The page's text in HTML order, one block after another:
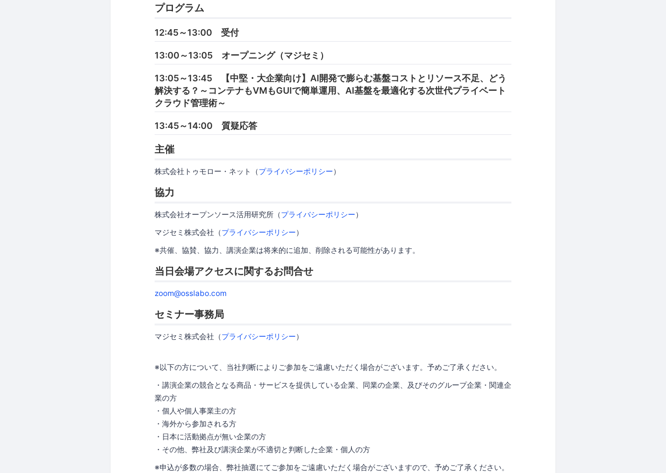
プログラム
12:45～13:00 受付
13:00～13:05 オープニング（マジセミ）
13:05～13:45 【中堅・大企業向け】AI開発で膨らむ基盤コストとリソース不足、どう
解決する？～コンテナもVMもGUIで簡単運用、AI基盤を最適化する次世代プライベート
クラウド管理術～
13:45～14:00 質疑応答
主催
株式会社トゥモロー・ネット（プライバシーポリシー）
協力
株式会社オープンソース活用研究所（プライバシーポリシー）
マジセミ株式会社（プライバシーポリシー）
※共催、協賛、協力、講演企業は将来的に追加、削除される可能性があります。
当日会場アクセスに関するお問合せ
zoom@osslabo.com
セミナー事務局
マジセミ株式会社（プライバシーポリシー）
※以下の方について、当社判断によりご参加をご遠慮いただく場合がございます。予めご了承ください。
・講演企業の競合となる商品・サービスを提供している企業、同業の企業、及びそのグループ企業・関連企
業の方
・個人や個人事業主の方
・海外から参加される方
・日本に活動拠点が無い企業の方
・その他、弊社及び講演企業が不適切と判断した企業・個人の方
※申込が多数の場合、弊社抽選にてご参加をご遠慮いただく場合がございますので、予めご了承ください。